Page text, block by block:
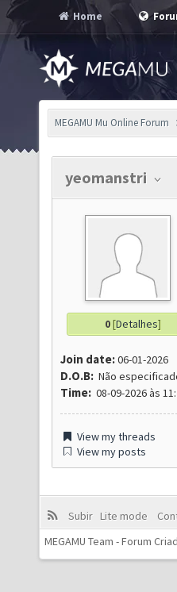
Home
MEGAMU Mu Online Forum
yeomanstri
0[Detalhes]
Join date:06-01-2026
D.O.B: Não
Time: 08-09-2026 às
View my threads
View my posts
Subir Lite mode
MEGAMU Team - Forum